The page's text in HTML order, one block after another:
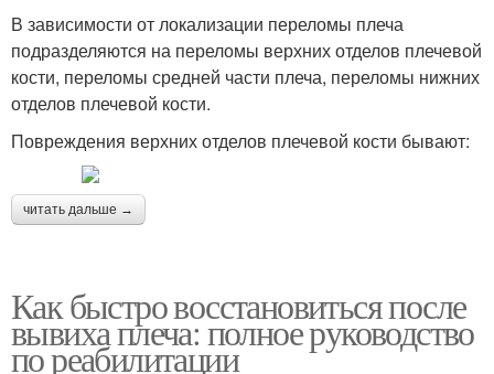
В зависимости от локализации переломы плеча
подразделяются на переломы верхних отделов плечевой
кости, переломы средней части плеча, переломы нижних
отделов плечевой кости.
Повреждения верхних отделов плечевой кости бывают:
читать дальше →
Как быстро восстановиться после
вывиха плеча: полное руководство
по реабилитации